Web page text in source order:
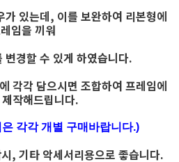
가 있는데, 이를 보완하여 리본형에
임을 끼워
변경할 수 있게 하였습니다.
각각 담으시면 조합하여 프레임에
작해드립니다.
각각 개별 구매바랍니다.)
, 기타 악세서리용으로 좋습니다.